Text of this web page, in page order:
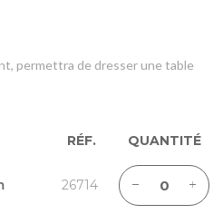
permettra de dresser une table
RÉF. QUANTITÉ
26714